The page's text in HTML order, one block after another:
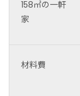
158㎡の一軒
家
材料費